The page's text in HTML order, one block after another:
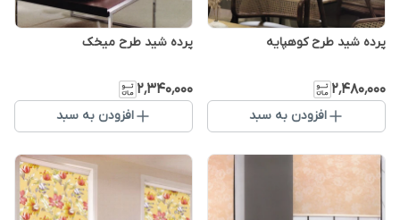
پرده شید طرح کوهپایه
۲٬۴۸۰٬۰۰۰
افزودن به سبد
پرده شید طرح میخک
۲٬۳۴۰٬۰۰۰
افزودن به سبد